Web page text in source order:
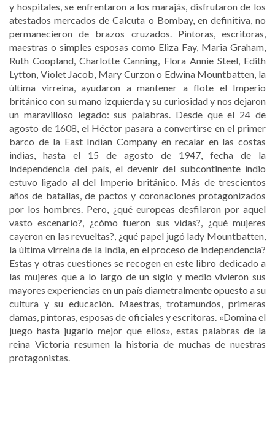
y hospitales, se enfrentaron a los marajás, disfrutaron de los
atestados mercados de Calcuta o Bombay, en definitiva, no
permanecieron de brazos cruzados. Pintoras, escritoras,
maestras o simples esposas como Eliza Fay, Maria Graham,
Ruth Coopland, Charlotte Canning, Flora Annie Steel, Edith
Lytton, Violet Jacob, Mary Curzon o Edwina Mountbatten, la
última virreina, ayudaron a mantener a flote el Imperio
británico con su mano izquierda y su curiosidad y nos dejaron
un maravilloso legado: sus palabras. Desde que el 24 de
agosto de 1608, el Héctor pasara a convertirse en el primer
barco de la East Indian Company en recalar en las costas
indias, hasta el 15 de agosto de 1947, fecha de la
independencia del país, el devenir del subcontinente indio
estuvo ligado al del Imperio británico. Más de trescientos
años de batallas, de pactos y coronaciones protagonizados
por los hombres. Pero, ¿qué europeas desfilaron por aquel
vasto escenario?, ¿cómo fueron sus vidas?, ¿qué mujeres
cayeron en las revueltas?, ¿qué papel jugó lady Mountbatten,
la última virreina de la India, en el proceso de independencia?
Estas y otras cuestiones se recogen en este libro dedicado a
las mujeres que a lo largo de un siglo y medio vivieron sus
mayores experiencias en un país diametralmente opuesto a su
cultura y su educación. Maestras, trotamundos, primeras
damas, pintoras, esposas de oficiales y escritoras. «Domina el
juego hasta jugarlo mejor que ellos», estas palabras de la
reina Victoria resumen la historia de muchas de nuestras
protagonistas.